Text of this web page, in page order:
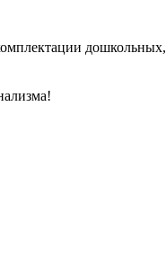
дошкольных,